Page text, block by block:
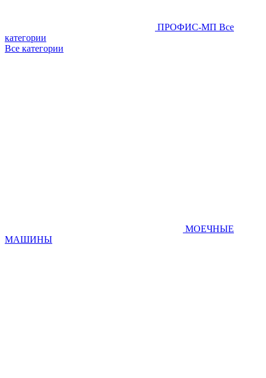
ПРОФИС-МП Все
категории
Все категории
МОЕЧНЫЕ
МАШИНЫ